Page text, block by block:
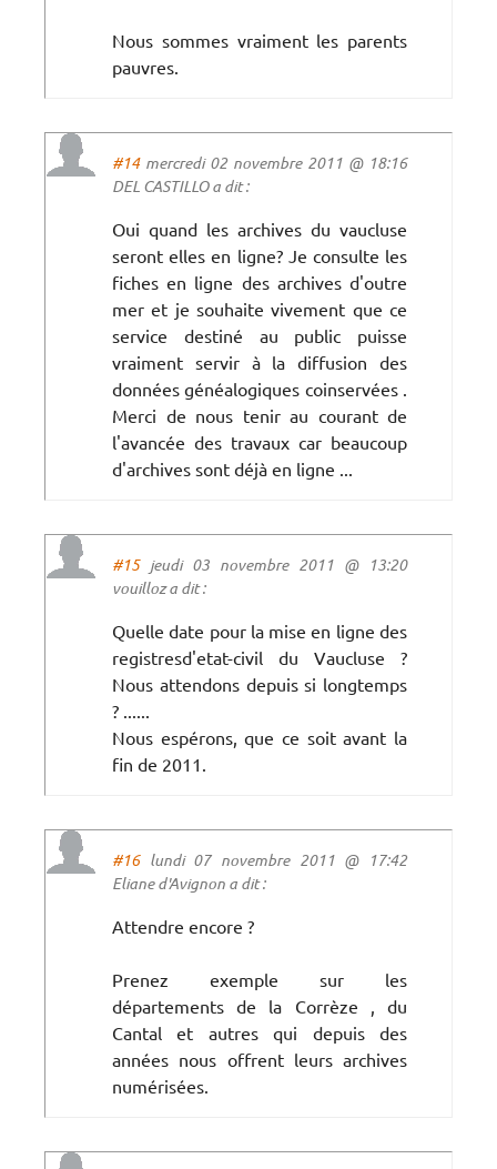
Nous sommes vraiment les parents
pauvres.
#14mercredi 02 novembre 2011 @ 18:16
DEL CASTILLO a dit :
Oui quand les archives du vaucluse
seront elles en ligne? Je consulte les
fiches en ligne des archives d'outre
mer et je souhaite vivement que ce
service destiné au public puisse
vraiment servir à la diffusion des
données généalogiques coinservées .
Merci de nous tenir au courant de
l'avancée des travaux car beaucoup
d'archives sont déjà en ligne ...
#15jeudi 03 novembre 2011 @ 13:20
vouilloz a dit :
Quelle date pour la mise en ligne des
registresd'etat-civil du Vaucluse ?
Nous attendons depuis si longtemps
? ......
Nous espérons, que ce soit avant la
fin de 2011.
#16lundi 07 novembre 2011 @ 17:42
Eliane d'Avignon a dit :
Attendre encore ?
Prenez exemple sur les
départements de la Corrèze , du
Cantal et autres qui depuis des
années nous offrent leurs archives
numérisées.